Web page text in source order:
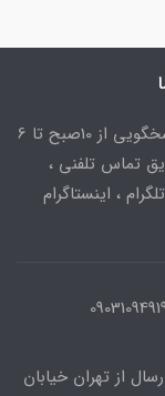
ساعت پاسخگویی از 10صبح تا 6
تماس تلفنی ،
، اینستاگرام
از تهران خیابان